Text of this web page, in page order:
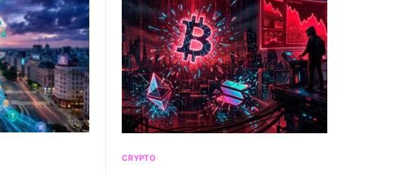
CRYPTO